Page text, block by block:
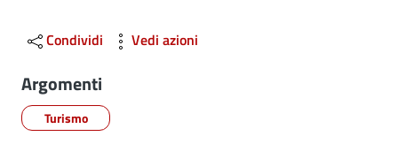
Condividi Vedi azioni
Argomenti
Turismo